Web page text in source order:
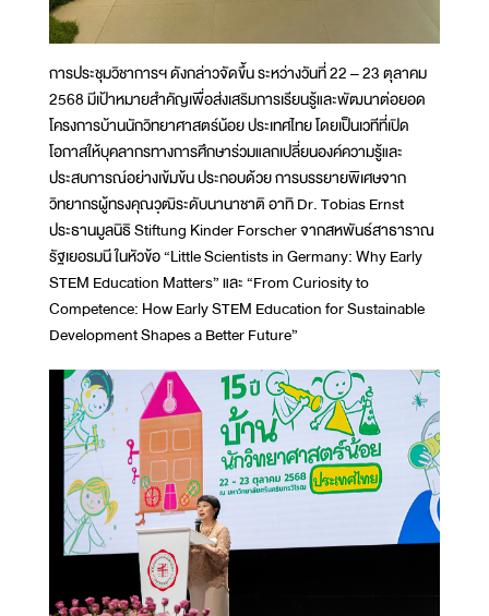
การประชุมวิชาการฯ ดังกล่าวจัดขึ้น ระหว่างวันที่ 22 – 23 ตุลาคม
2568 มีเป้าหมายสำคัญเพื่อส่งเสริมการเรียนรู้และพัฒนาต่อยอด
โครงการบ้านนักวิทยาศาสตร์น้อย ประเทศไทย โดยเป็นเวทีที่เปิด
โอกาสให้บุคลากรทางการศึกษาร่วมแลกเปลี่ยนองค์ความรู้และ
ประสบการณ์อย่างเข้มข้น ประกอบด้วย การบรรยายพิเศษจาก
วิทยากรผู้ทรงคุณวุฒิระดับนานาชาติ อาทิ Dr. Tobias Ernst
ประธานมูลนิธิ Stiftung Kinder Forscher จากสหพันธ์สาธาราณ
รัฐเยอรมนี ในหัวข้อ “Little Scientists in Germany: Why Early
STEM Education Matters” และ “From Curiosity to
Competence: How Early STEM Education for Sustainable
Development Shapes a Better Future”